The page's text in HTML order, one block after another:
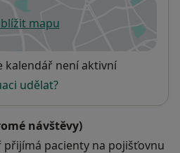
mapu
se otevře v nové záložce
kalendář není aktivní
udělat?
návštěvy)
přijímá pacienty na pojišťovnu